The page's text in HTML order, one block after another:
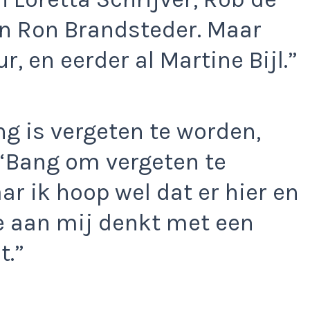
Ron Brandsteder. Maar
en eerder al Martine Bijl.”
is vergeten te worden,
om vergeten te
ik hoop wel dat er hier en
aan mij denkt met een